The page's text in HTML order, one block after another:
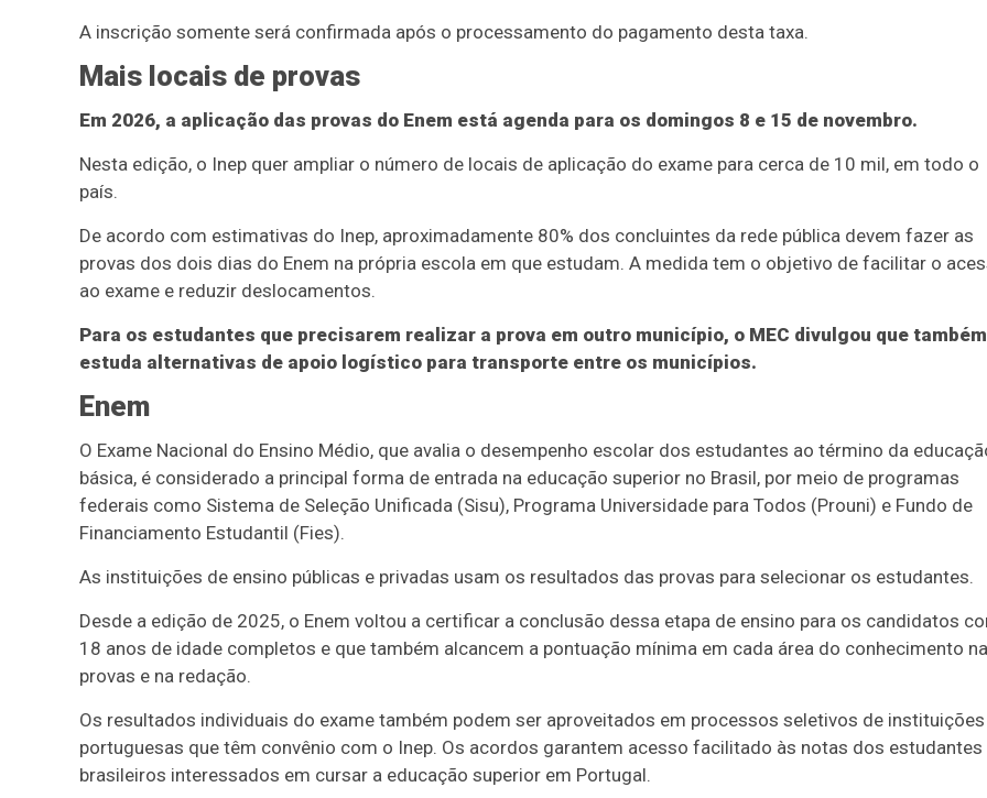
A inscrição somente será confirmada após o processamento do pagamento desta taxa.
Mais locais de provas
Em 2026, a aplicação das provas do Enem está agenda para os domingos 8 e 15 de novembro.
Nesta edição, o Inep quer ampliar o número de locais de aplicação do exame para cerca de 10 mil, em todo o
país.
De acordo com estimativas do Inep, aproximadamente 80% dos concluintes da rede pública devem fazer as
provas dos dois dias do Enem na própria escola em que estudam. A medida tem o objetivo de facilitar o
ao exame e reduzir deslocamentos.
Para os estudantes que precisarem realizar a prova em outro município, o MEC divulgou que também
estuda alternativas de apoio logístico para transporte entre os municípios.
Enem
O Exame Nacional do Ensino Médio, que avalia o desempenho escolar dos estudantes ao término da
básica, é considerado a principal forma de entrada na educação superior no Brasil, por meio de programas
federais como Sistema de Seleção Unificada (Sisu), Programa Universidade para Todos (Prouni) e Fundo de
Financiamento Estudantil (Fies).
As instituições de ensino públicas e privadas usam os resultados das provas para selecionar os estudantes.
Desde a edição de 2025, o Enem voltou a certificar a conclusão dessa etapa de ensino para os candidatos
18 anos de idade completos e que também alcancem a pontuação mínima em cada área do conhecimento
provas e na redação.
Os resultados individuais do exame também podem ser aproveitados em processos seletivos de instituições
portuguesas que têm convênio com o Inep. Os acordos garantem acesso facilitado às notas dos estudantes
brasileiros interessados em cursar a educação superior em Portugal.